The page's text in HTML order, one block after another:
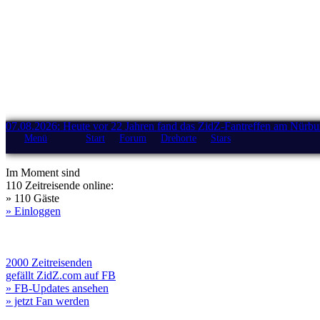
07.08.2026: Heute vor 22 Jahren fand das ZidZ-Fantreffen am
Menü Start Forum Drehorte Stars
Im Moment sind
110 Zeitreisende online:
» 110 Gäste
» Einloggen
2000 Zeitreisenden
gefällt ZidZ.com auf FB
» FB-Updates ansehen
» jetzt Fan werden